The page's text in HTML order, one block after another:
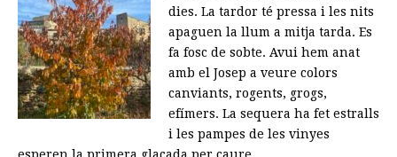
dies. La tardor té pressa i les nits
apaguen la llum a mitja tarda. Es
fa fosc de sobte. Avui hem anat
amb el Josep a veure colors
canviants, rogents, grogs,
efímers. La sequera ha fet estralls
i les pampes de les vinyes